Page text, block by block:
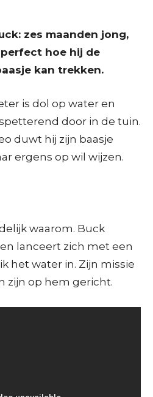
zes maanden jong,
hoe hij de
kan trekken.
is dol op water en
door in de tuin.
duwt hij zijn baasje
ergens op wil wijzen.
waarom. Buck
lanceert zich met een
het water in. Zijn missie
zijn op hem gericht.